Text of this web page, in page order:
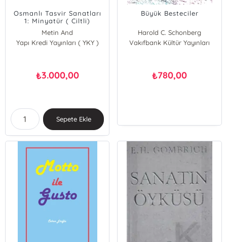
Osmanlı Tasvir Sanatları
1: Minyatür ( Ciltli)
Metin And
Yapı Kredi Yayınları ( YKY )
₺3.000,00
Sepete Ekle
Büyük Besteciler
Harold C. Schonberg
Vakıfbank Kültür Yayınları
₺780,00